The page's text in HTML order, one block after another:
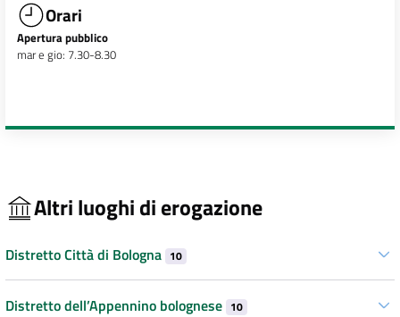
Orari
Apertura pubblico
mar e gio: 7.30-8.30
Altri luoghi di erogazione
Distretto Città di Bologna 10
Distretto dell’Appennino bolognese 10